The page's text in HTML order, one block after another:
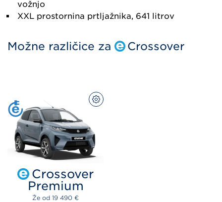
vožnjo
XXL prostornina prtljažnika, 641 litrov
Možne različice za Crossover
Crossover
Premium
Že od 19 490 €
KONFIGURACIJA